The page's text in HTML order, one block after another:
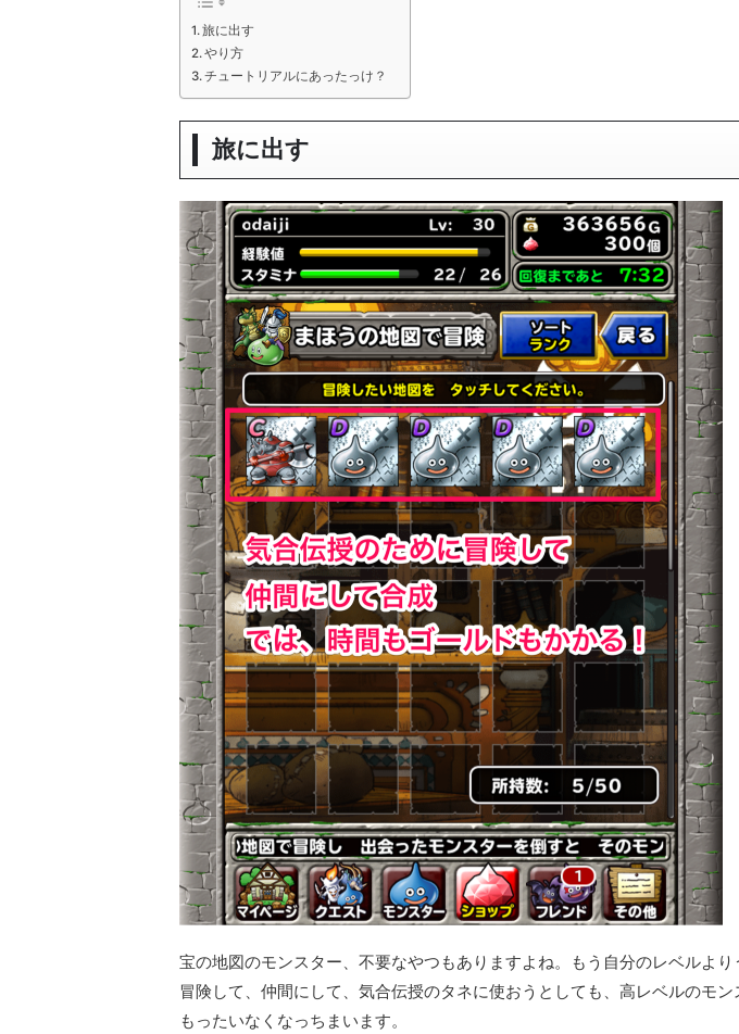
旅に出す
やり方
チュートリアルにあったっけ？
旅に出す
宝の地図のモンスター、不要なやつもありますよね。もう自分のレベルより
冒険して、仲間にして、気合伝授のタネに使おうとしても、高レベルのモ
もったいなくなっちまいます。